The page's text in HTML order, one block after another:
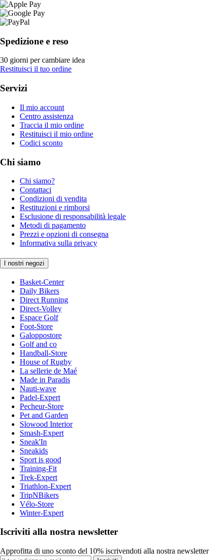
Spedizione e reso
30 giorni per cambiare idea
Restituisci il tuo ordine
Servizi
Il mio account
Centro assistenza
Traccia il mio ordine
Restituisci il mio ordine
Codici sconto
Chi siamo
Chi siamo?
Contattaci
Condizioni di vendita
Restituzioni e rimborsi
Esclusione di responsabilità legale
Metodi di pagamento
Prezzi e opzioni di consegna
Informativa sulla privacy
I nostri negozi
Basket-Center
Daily Bikers
Direct Running
Direct-Volley
Espace Golf
Foot-Store
Galoppostore
Golf and co
Handball-Store
House of Rugby
La sellerie de Maé
Made in Paradis
Nauti-wave
Padel-Expert
Pecheur-Store
Pet and Garden
Slowood Interior
Smash-Expert
Sneak'In
Sneakids
Sport is good
Training-Fit
Trek-Expert
Triathlon-Expert
TripNBikers
Vélo-Store
Winter-Expert
Iscriviti alla nostra newsletter
Approfitta di uno sconto del 10% iscrivendoti alla nostra newsletter